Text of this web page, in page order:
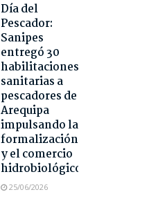
Día del
Pescador:
Sanipes
entregó 30
habilitaciones
sanitarias a
pescadores de
Arequipa
impulsando la
formalización
y el comercio
hidrobiológico
25/06/2026